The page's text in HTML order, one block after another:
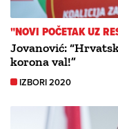
"NOVI POČETAK UZ
Jovanović:
korona val!”
IZBORI 2020